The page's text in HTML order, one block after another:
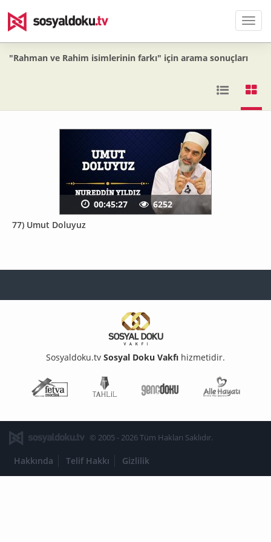
Menü
"Rahman ve Rahim isimlerinin farkı" için arama sonuçları
77) Umut Doluyuz
00:45:27 6252
Sosyaldoku.tv Sosyal Doku Vakfı hizmetidir.
Fetva Meclisi
Genç Doku
© 2005 - 2026 Tüm Hakları Saklıdır.
Hakkında Telif Hakkı Gizlilik